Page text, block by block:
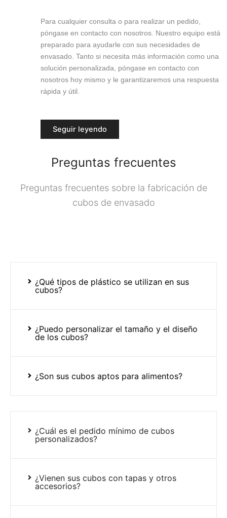
Para cualquier consulta o para realizar un pedido,
póngase en contacto con nosotros. Nuestro equipo está
preparado para ayudarle con sus necesidades de
envasado. Tanto si necesita más información como una
solución personalizada, póngase en contacto con
nosotros hoy mismo y le garantizaremos una respuesta
rápida y útil.
Seguir leyendo
Preguntas frecuentes
Preguntas frecuentes sobre la fabricación de
cubos de envasado
¿Qué tipos de plástico se utilizan en sus
cubos?
¿Puedo personalizar el tamaño y el diseño
de los cubos?
¿Son sus cubos aptos para alimentos?
¿Cuál es el pedido mínimo de cubos
personalizados?
¿Vienen sus cubos con tapas y otros
accesorios?